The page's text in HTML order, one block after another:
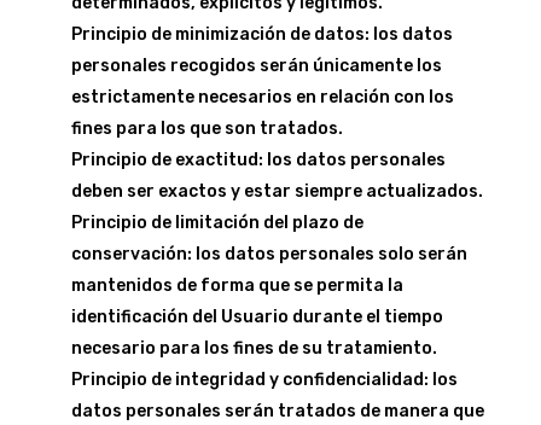
Principio de minimización de datos: los datos
personales recogidos serán únicamente los
estrictamente necesarios en relación con los
fines para los que son tratados.
Principio de exactitud: los datos personales
deben ser exactos y estar siempre actualizados.
Principio de limitación del plazo de
conservación: los datos personales solo serán
mantenidos de forma que se permita la
identificación del Usuario durante el tiempo
necesario para los fines de su tratamiento.
Principio de integridad y confidencialidad: los
datos personales serán tratados de manera que